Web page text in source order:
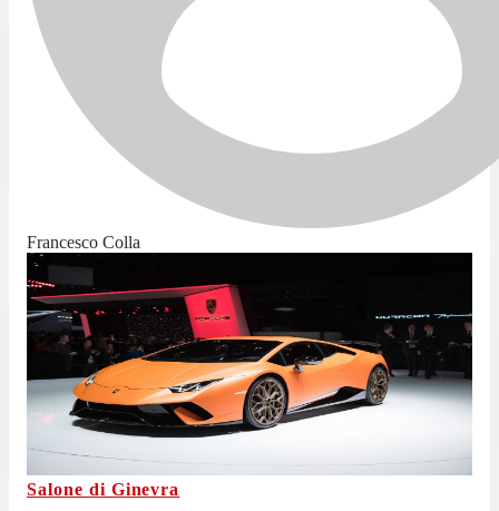
Francesco Colla
Salone di Ginevra